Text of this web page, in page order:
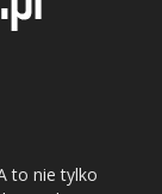
to nie tylko